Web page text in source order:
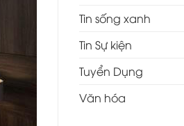
Tin sống xanh
Tin Sự kiện
Tuyển Dụng
Văn hóa